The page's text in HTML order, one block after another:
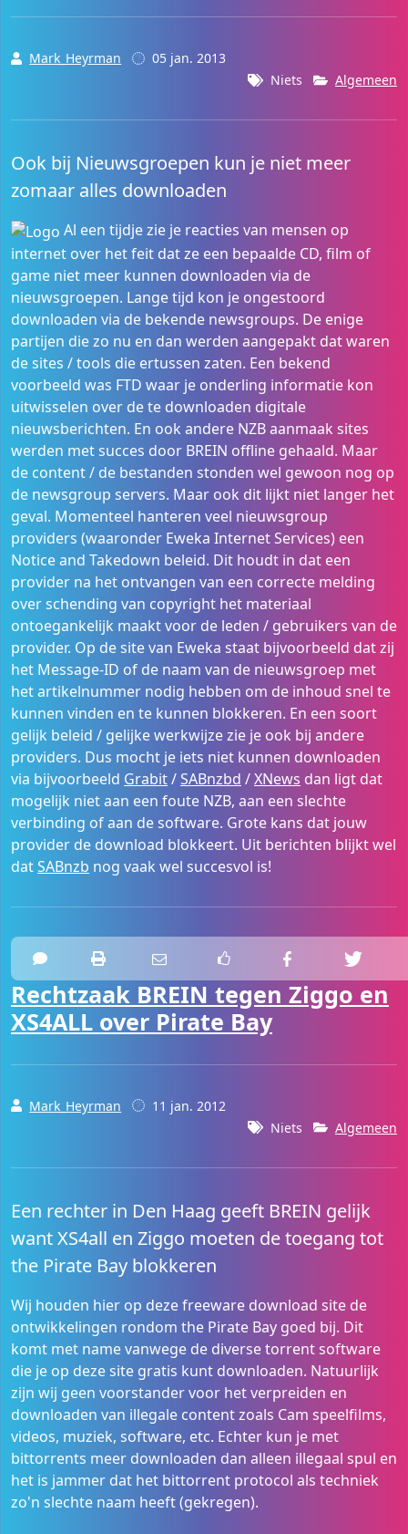
Mark_Heyrman
05 jan. 2013
Niets
Algemeen
Ook bij Nieuwsgroepen kun je niet meer
zomaar alles downloaden
Al een tijdje zie je reacties van mensen op
internet over het feit dat ze een bepaalde CD, film of
game niet meer kunnen downloaden via de
nieuwsgroepen. Lange tijd kon je ongestoord
downloaden via de bekende newsgroups. De enige
partijen die zo nu en dan werden aangepakt dat waren
de sites / tools die ertussen zaten. Een bekend
voorbeeld was FTD waar je onderling informatie kon
uitwisselen over de te downloaden digitale
nieuwsberichten. En ook andere NZB aanmaak sites
werden met succes door BREIN offline gehaald. Maar
de content / de bestanden stonden wel gewoon nog op
de newsgroup servers. Maar ook dit lijkt niet langer het
geval. Momenteel hanteren veel nieuwsgroup
providers (waaronder Eweka Internet Services) een
Notice and Takedown beleid. Dit houdt in dat een
provider na het ontvangen van een correcte melding
over schending van copyright het materiaal
ontoegankelijk maakt voor de leden / gebruikers van de
provider. Op de site van Eweka staat bijvoorbeeld dat zij
het Message-ID of de naam van de nieuwsgroep met
het artikelnummer nodig hebben om de inhoud snel te
kunnen vinden en te kunnen blokkeren. En een soort
gelijk beleid / gelijke werkwijze zie je ook bij andere
providers. Dus mocht je iets niet kunnen downloaden
via bijvoorbeeld Grabit/SABnzbd /XNews dan ligt dat
mogelijk niet aan een foute NZB, aan een slechte
verbinding of aan de software. Grote kans dat jouw
provider de download blokkeert. Uit berichten blijkt wel
datSABnzb nog vaak wel succesvol is!
Rechtzaak BREIN tegen Ziggo en
XS4ALL over Pirate Bay
Mark_Heyrman
11 jan. 2012
Niets
Algemeen
Een rechter in Den Haag geeft BREIN gelijk
want XS4all en Ziggo moeten de toegang tot
the Pirate Bay blokkeren
Wij houden hier op deze freeware download site de
ontwikkelingen rondom the Pirate Bay goed bij. Dit
komt met name vanwege de diverse torrent software
die je op deze site gratis kunt downloaden. Natuurlijk
zijn wij geen voorstander voor het verpreiden en
downloaden van illegale content zoals Cam speelfilms,
videos, muziek, software, etc. Echter kun je met
bittorrents meer downloaden dan alleen illegaal spul en
het is jammer dat het bittorrent protocol als techniek
zo'n slechte naam heeft (gekregen).